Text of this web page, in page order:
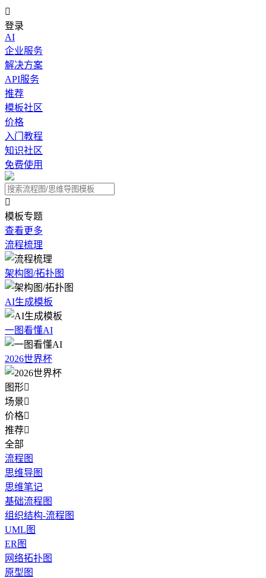

登录
AI
企业服务
解决方案
API服务
推荐
模板社区
价格
入门教程
知识社区
免费使用

模板专题
查看更多
流程梳理
架构图/拓扑图
AI生成模板
一图看懂AI
2026世界杯
图形
场景
价格
推荐
全部
流程图
思维导图
思维笔记
基础流程图
组织结构-流程图
UML图
ER图
网络拓扑图
原型图